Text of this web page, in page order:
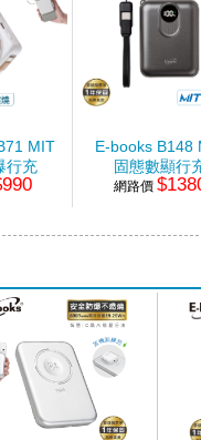
MIT
行充
奶茶
E-books B148
固態數顯行
10000mAh-
網路價